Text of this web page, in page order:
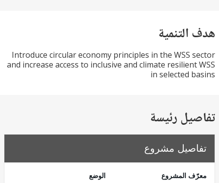
Introduce circular economy principles in the WSS
and increase access to inclusive and climate
in selected
رئيسة
مشروع
المشروع